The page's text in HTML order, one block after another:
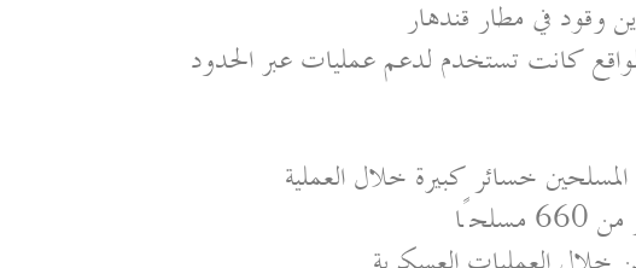
وقود في مطار قندهار
كانت تستخدم لدعم عمليات عبر الحدود
خسائر كبيرة خلال العملية